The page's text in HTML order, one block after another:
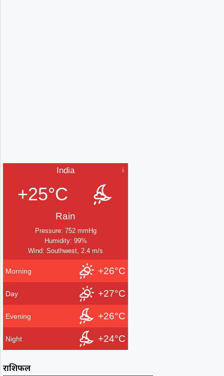
India
+25°C
Rain
Pressure: 752 mmHg
Humidity: 99%
Wind: Southwest, 2.4 m/s
Morning +26°C
Day +27°C
Evening +26°C
Night +24°C
राशिफल